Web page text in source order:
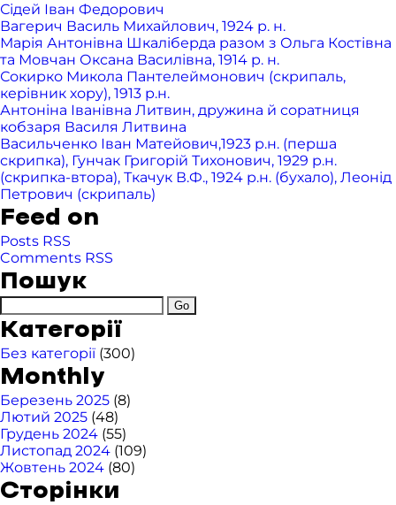
Сідей Іван Федорович
Вагерич Василь Михайлович, 1924 р. н.
Марія Антонівна Шкаліберда разом з Ольга Костівна
та Мовчан Оксана Василівна, 1914 р. н.
Сокирко Микола Пантелеймонович (скрипаль,
керівник хору), 1913 р.н.
Антоніна Іванівна Литвин, дружина й соратниця
кобзаря Василя Литвина
Васильченко Іван Матейович,1923 р.н. (перша
скрипка), Гунчак Григорій Тихонович, 1929 р.н.
(скрипка-втора), Ткачук В.Ф., 1924 р.н. (бухало), Леонід
Петрович (скрипаль)
Feed on
Posts RSS
Comments RSS
Пошук
Категорії
Без категорії (300)
Monthly
Березень 2025 (8)
Лютий 2025 (48)
Грудень 2024 (55)
Листопад 2024 (109)
Жовтень 2024 (80)
Сторінки